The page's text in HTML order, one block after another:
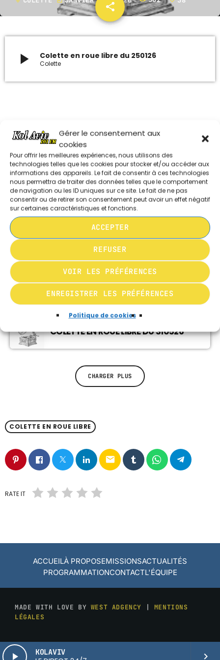
Gérer le consentement aux
cookies
Pour offrir les meilleures expériences, nous utilisons des
technologies telles que les cookies pour stocker et/ou accéder aux
informations des appareils. Le fait de consentir à ces technologies
nous permettra de traiter des données telles que le comportement
de navigation ou les ID uniques sur ce site. Le fait de ne pas
consentir ou de retirer son consentement peut avoir un effet négatif
sur certaines caractéristiques et fonctions.
ACCEPTER
REFUSER
VOIR LES PRÉFÉRENCES
ENREGISTRER LES PRÉFÉRENCES
Politique de cookies
play_arrow KOLAVIV keyboard_arrow_right
ARCHIVES
janvier 2024
juin 2023
UPCOMING SHOWS
MUSIQUE CHABBATIQUE
07:00 - 08:00
MUSIQUE CHABBATIQUE
09:00 - 12:00
MUSIQUE CHABBATIQUE
share
38
email
play_arrow Colette en roue libre du 250126
Colette
COLETTE EN ROUE LIBRE DU 280626
COLETTE EN ROUE LIBRE DU 210626
COLETTE EN ROUE LIBRE DU 070626
COLETTE EN ROUE LIBRE DU 310526
CHARGER PLUS
COLETTE EN ROUE LIBRE
email
RATE IT
ACCUEILÀ PROPOSEMISSIONSACTUALITÉS
PROGRAMMATIONCONTACTL'ÉQUIPE
MADE WITH LOVE BY WEST ADGENCY | MENTIONS
LÉGALES